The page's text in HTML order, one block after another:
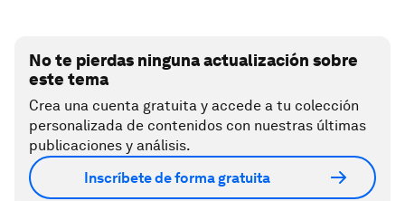
No te pierdas ninguna actualización sobre
este tema
Crea una cuenta gratuita y accede a tu colección
personalizada de contenidos con nuestras últimas
publicaciones y análisis.
Inscríbete de forma gratuita